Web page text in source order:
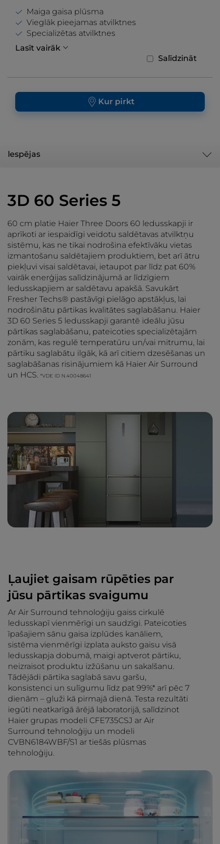
Maiga gaisa plūsma
Vieglāk pieejamas atvilktnes
Specializētas atvilktnes
Lasīt vairāk
Salīdzināt
Kur pirkt
lespējas
3D 60 Series 5
60 cm platie Haier Three Doors 60 ledusskapji ir
aprīkoti ar iespaidīgi veidotu saldētavas atvilktņu
sistēmu, kas ne tikai nodrošina efektīvāku vietas
izmantošanu saldētajiem produktiem, bet arī ātru
piekļuvi visai saldētavai, ietaupot par līdz pat 60%
vairāk enerģijas salīdzinājumā ar līdzīgiem
ledusskapjiem ar saldētavu apakšā. Savukārt
Fresher Techs® pastāvīgi pielāgo apstākļus, lai
nodrošinātu pārtikas kvalitātes saglabāšanu. Haier
3D 60 Series 5 ledusskapji garantē ideālu jūsu
pārtikas saglabāšanu, pateicoties specializētajām
zonām, kas regulē temperatūru un/vai mitrumu, lai
pārtiku saglabātu ilgāk, kā arī citiem dzesēšanas un
saglabāšanas risinājumiem kā Haier Air Surround
un HCS. *VDE ID N.40048641
Ļaujiet gaisam rūpēties par
jūsu pārtikas svaigumu
Ar Air Surround tehnoloģiju gaiss cirkulē
ledusskapī vienmērīgi un saudzīgi. Pateicoties
īpašajiem sānu gaisa izplūdes kanāliem,
sistēma vienmērīgi izplata auksto gaisu visā
ledusskapja dobumā, maigi aptverot pārtiku,
neizraisot produktu izžūšanu un sakalšanu.
Tādējādi pārtika saglabā savu garšu,
konsistenci un sulīgumu līdz pat 99%* arī pēc 7
dienām – gluži kā pirmajā dienā. Testa rezultāti
iegūti neatkarīgā ārējā laboratorijā, salīdzinot
Haier grupas modeli CFE735CSJ ar Air
Surround tehnoloģiju un modeli
CVBN6184WBF/S1 ar tiešās plūsmas
tehnoloģiju.